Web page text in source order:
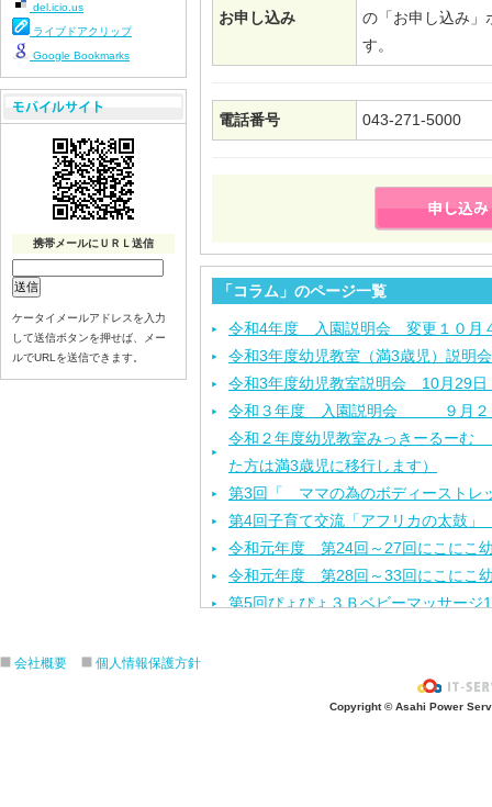
お申し込み
の「お申し込み」
す。
電話番号 043-271-5000
「コラム」のページ一覧
令和4年度 入園説明会 変更１０月
令和3年度幼児教室（満3歳児）説明
令和3年度幼児教室説明会 10月29日
令和３年度 入園説明会 ９月２
令和２年度幼児教室みっきーるーむ
た方は満3歳児に移行します）
第3回「 ママの為のボディーストレ
第4回子育て交流「アフリカの太鼓
令和元年度 第24回～27回にこにこ
令和元年度 第28回～33回にこにこ
第5回ぴょぴょ３Ｂベビーマッサージ
令和元年度 第2１回～２3回にこに
第３回 子育て交流なかよしラ
del.icio.us
ライブドアクリップ
Google Bookmarks
携帯メールにＵＲＬ送信
ケータイメールアドレスを入力
して送信ボタンを押せば、メー
ルでURLを送信できます。
会社概要 個人情報保護方針
Copyright © Asahi Power